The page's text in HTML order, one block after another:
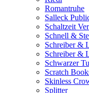
Romantruhe
Salleck
Schaltzeit
Schnell &
Schreiber &
Schreiber &
Schwarzer
Scratch
Skinless
Splitter